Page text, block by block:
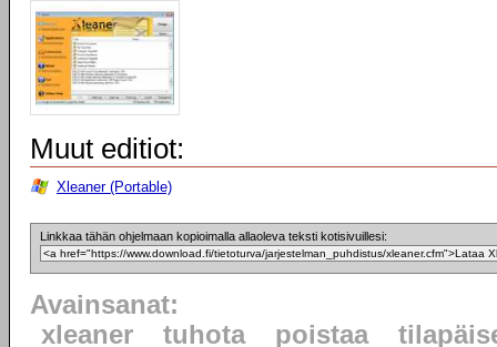
Muut editiot:
Xleaner (Portable)
Linkkaa tähän ohjelmaan kopioimalla allaoleva teksti kotisivuillesi:
Avainsanat:
xleaner
tuhota poistaa